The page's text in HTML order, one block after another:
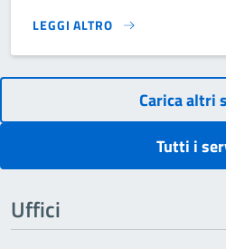
LEGGI ALTRO
RICHIESTA AVVIO
Carica altri
Tutti i
Uffici